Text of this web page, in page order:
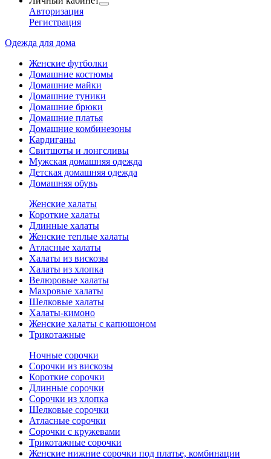
Авторизация
Регистрация
Одежда для дома
Женские футболки
Домашние костюмы
Домашние майки
Домашние туники
Домашние брюки
Домашние платья
Домашние комбинезоны
Кардиганы
Свитшоты и лонгсливы
Мужская домашняя одежда
Детская домашняя одежда
Домашняя обувь
Женские халаты
Короткие халаты
Длинные халаты
Женские теплые халаты
Атласные халаты
Халаты из вискозы
Халаты из хлопка
Велюровые халаты
Махровые халаты
Шелковые халаты
Халаты-кимоно
Женские халаты с капюшоном
Трикотажные
Ночные сорочки
Сорочки из вискозы
Короткие сорочки
Длинные сорочки
Сорочки из хлопка
Шелковые сорочки
Атласные сорочки
Сорочки с кружевами
Трикотажные сорочки
Женские нижние сорочки под платье, комбинации